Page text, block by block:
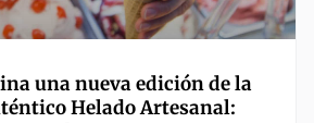
una nueva edición de la
Helado Artesanal: